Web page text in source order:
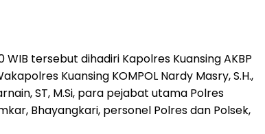
tersebut dihadiri Kapolres Kuansing AKBP
Kuansing KOMPOL Nardy Masry, S.H.,
ST, M.Si, para pejabat utama Polres
Bhayangkari, personel Polres dan Polsek,